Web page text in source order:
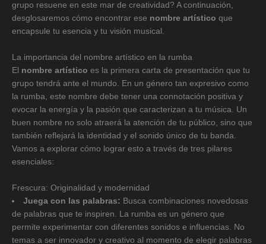
grupo resuene en este mar de creatividad? A continuación,
desglosaremos cómo encontrar ese nombre artístico que
encapsule tu esencia y tu visión musical.
La importancia del nombre artístico en la rumba
El nombre artístico es la primera carta de presentación que tu
grupo tendrá ante el mundo. En un género tan expresivo como
la rumba, este nombre debe tener una connotación positiva y
evocar la energía y la pasión que caracterizan a tu música. Un
buen nombre no solo atraerá la atención de tu público, sino que
también reflejará la identidad y el sonido único de tu banda.
Vamos a explorar cómo lograr esto a través de tres pilares
esenciales:
Frescura: Originalidad y modernidad
Juega con las palabras: Busca combinaciones novedosas
de palabras que te inspiren. La rumba es un género que
permite experimentar con diferentes sonidos e influencias. No
temas a ser innovador y creativo al momento de elegir palabras